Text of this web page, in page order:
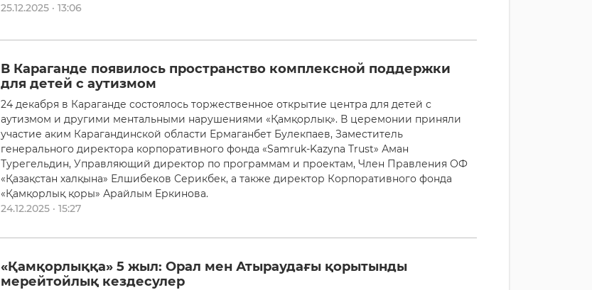
25.12.2025 · 13:06
В Караганде появилось пространство комплексной поддержки
для детей с аутизмом
24 декабря в Караганде состоялось торжественное открытие центра для детей с
аутизмом и другими ментальными нарушениями «Қамқорлық». В церемонии приняли
участие аким Карагандинской области Ермаганбет Булекпаев, Заместитель
генерального директора корпоративного фонда «Samruk-Kazyna Trust» Аман
Турегельдин, Управляющий директор по программам и проектам, Член Правления ОФ
«Қазақстан халқына» Елшибеков Серикбек, а также директор Корпоративного фонда
«Қамқорлық қоры» Арайлым Еркинова.
24.12.2025 · 15:27
«Қамқорлыққа» 5 жыл: Орал мен Атыраудағы қорытынды
мерейтойлық кездесулер